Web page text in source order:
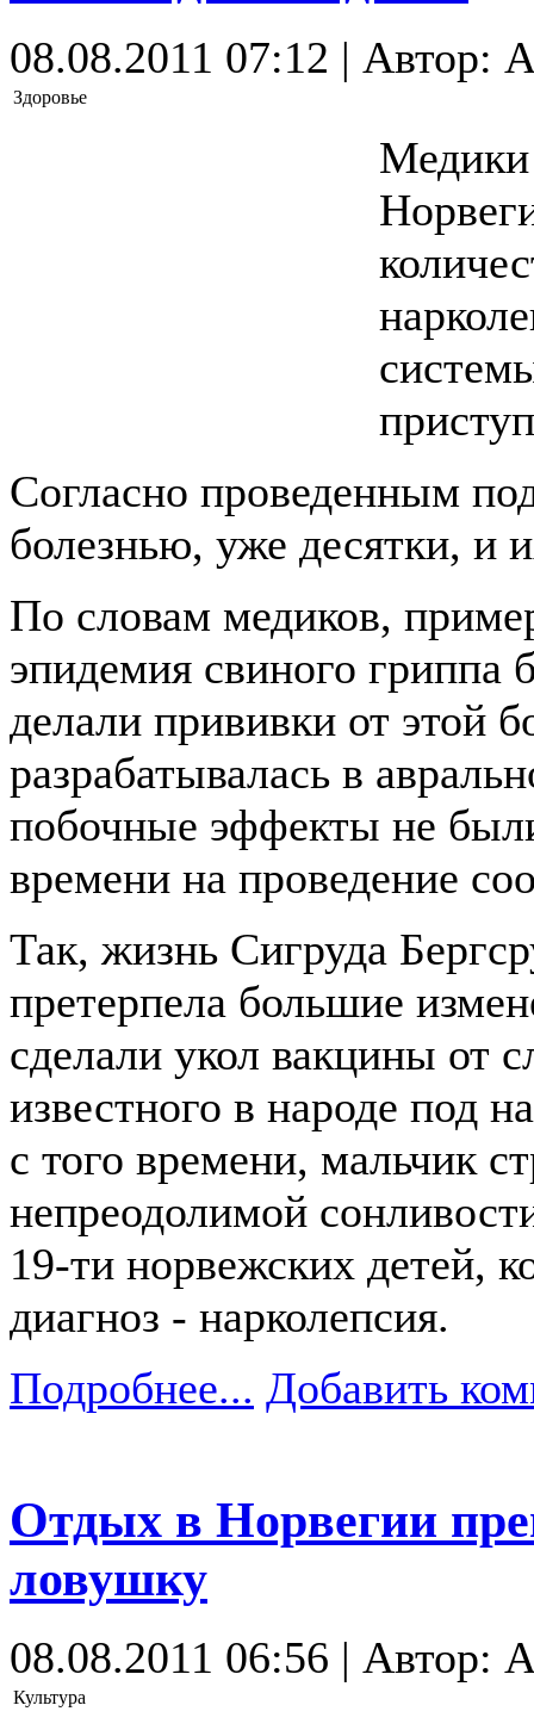
08.08.2011 07:12 | Автор:
Здоровье
Согласно проведенным
болезнью, уже десятки, и
По словам медиков,
эпидемия свиного гриппа
делали прививки от этой
разрабатывалась в
побочные эффекты не
времени на проведение
Так, жизнь Сигруда
претерпела большие
сделали укол вакцины от
известного в народе под
с того времени, мальчик
непреодолимой
19-ти норвежских детей,
диагноз - нарколепсия.
Подробнее... Добавить
Отдых в Норвегии
ловушку
08.08.2011 06:56 | Автор:
Культура